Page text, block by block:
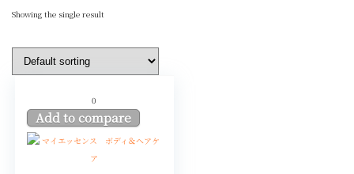
Showing the single result
0
Add to compare